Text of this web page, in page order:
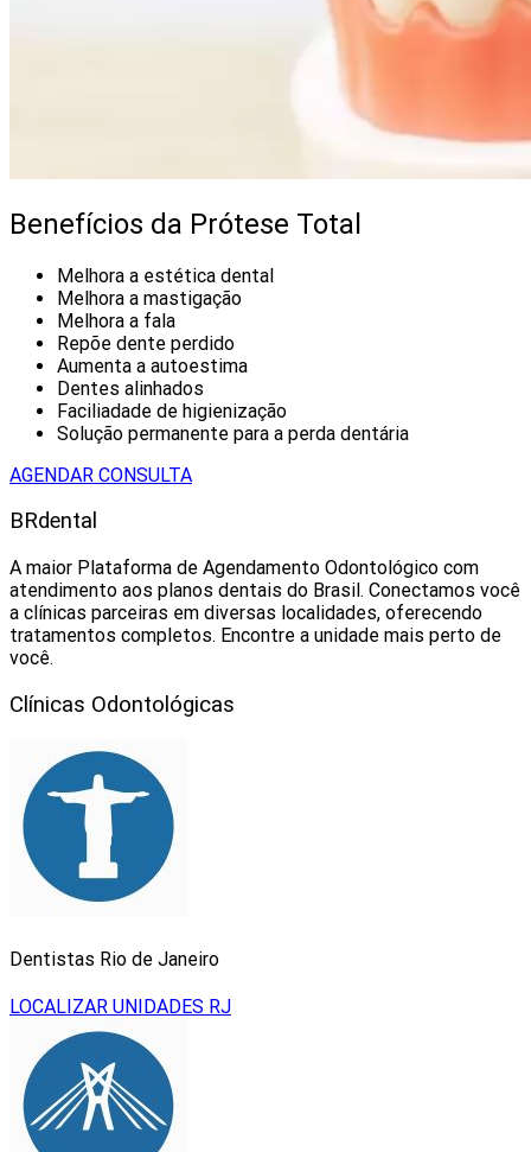
Benefícios da Prótese Total
Melhora a estética dental
Melhora a mastigação
Melhora a fala
Repõe dente perdido
Aumenta a autoestima
Dentes alinhados
Faciliadade de higienização
Solução permanente para a perda dentária
AGENDAR CONSULTA
BRdental
A maior Plataforma de Agendamento Odontológico com
atendimento aos planos dentais do Brasil. Conectamos você
a clínicas parceiras em diversas localidades, oferecendo
tratamentos completos. Encontre a unidade mais perto de
você.
Clínicas Odontológicas
Dentistas Rio de Janeiro
LOCALIZAR UNIDADES RJ